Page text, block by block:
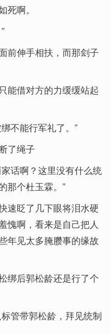
啊。
前伸手相扶，而那刽子
能借对方的力缓缓站起
不能行军礼了。”
了绳子
话啊？这里没有什么统
那个杜玉霖。”
速眨了几下眼将泪水硬
愧啊，看来是自己把人
年见太多腌臜事的缘故
绑后郭松龄还是行了个
管带郭松龄，拜见统制